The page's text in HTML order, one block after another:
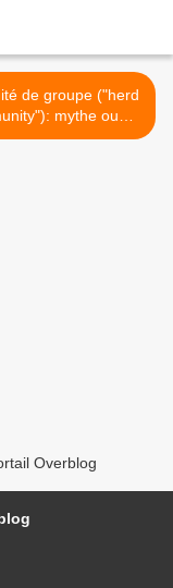
de groupe ("herd
mythe ou
réalité? >
Overblog